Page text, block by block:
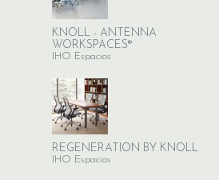
KNOLL - ANTENNA
WORKSPACES®
IHO Espacios
REGENERATION BY KNOLL
IHO Espacios